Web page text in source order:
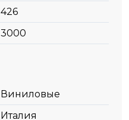
426
3000
Виниловые
Италия